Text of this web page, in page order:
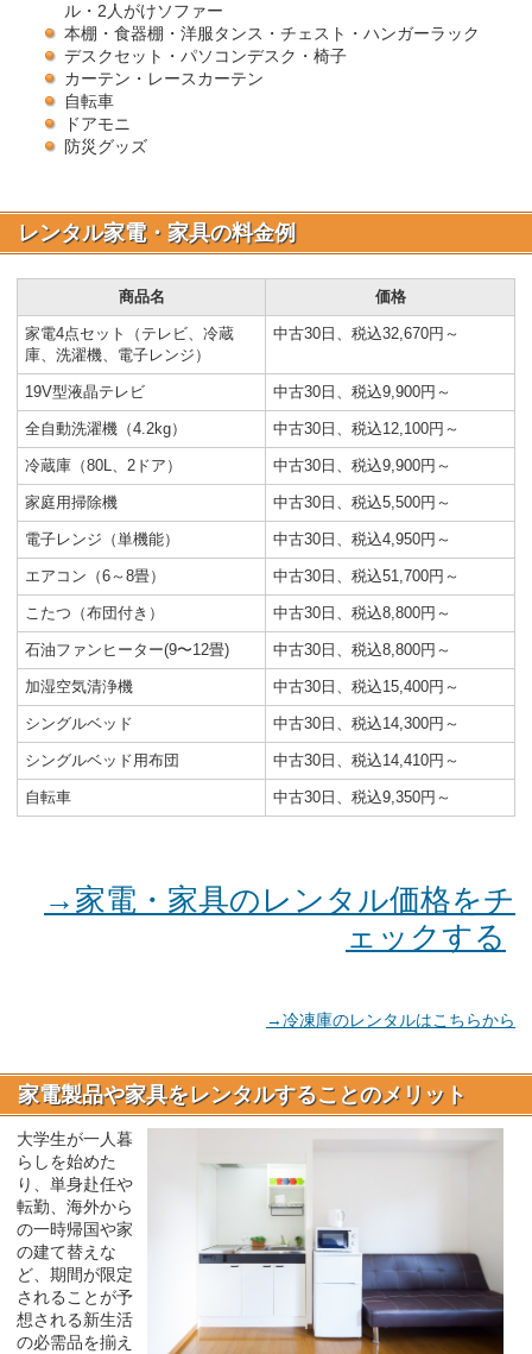
ル・2人がけソファー
本棚・食器棚・洋服タンス・チェスト・ハンガーラック
デスクセット・パソコンデスク・椅子
カーテン・レースカーテン
自転車
ドアモニ
防災グッズ
レンタル家電・家具の料金例
商品名 価格
家電4点セット（テレビ、冷蔵
庫、洗濯機、電子レンジ）
中古30日、税込32,670円～
19V型液晶テレビ 中古30日、税込9,900円～
全自動洗濯機（4.2kg） 中古30日、税込12,100円～
冷蔵庫（80L、2ドア） 中古30日、税込9,900円～
家庭用掃除機 中古30日、税込5,500円～
電子レンジ（単機能） 中古30日、税込4,950円～
エアコン（6～8畳） 中古30日、税込51,700円～
こたつ（布団付き） 中古30日、税込8,800円～
石油ファンヒーター(9〜12畳) 中古30日、税込8,800円～
加湿空気清浄機 中古30日、税込15,400円～
シングルベッド 中古30日、税込14,300円～
シングルベッド用布団 中古30日、税込14,410円～
自転車 中古30日、税込9,350円～
→家電・家具のレンタル価格をチ
ェックする
→冷凍庫のレンタルはこちらから
家電製品や家具をレンタルすることのメリット
大学生が一人暮
らしを始めた
り、単身赴任や
転勤、海外から
の一時帰国や家
の建て替えな
ど、期間が限定
されることが予
想される新生活
の必需品を揃え